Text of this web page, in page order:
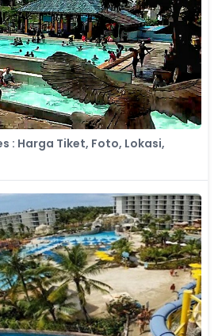
: Harga Tiket, Foto, Lokasi,